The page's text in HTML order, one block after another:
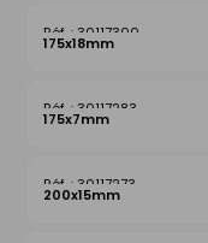
30117300
175x18mm
30117283
175x7mm
30117273
200x15mm